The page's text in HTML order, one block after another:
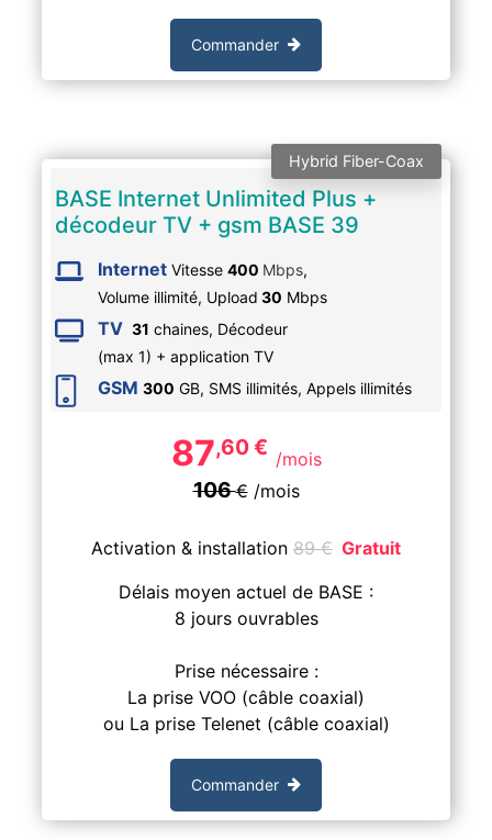
Commander
Hybrid Fiber-Coax
BASE Internet Unlimited Plus +
décodeur TV + gsm BASE 39
Internet Vitesse 400 Mbps,
Volume illimité, Upload 30 Mbps
TV 31 chaines, Décodeur
(max 1) + application TV
GSM 300 GB, SMS illimités, Appels illimités
87,60€ /mois
106€/mois
Activation & installation 89€ Gratuit
Délais moyen actuel de BASE :
8 jours ouvrables
Prise nécessaire :
La prise VOO (câble coaxial)
ou La prise Telenet (câble coaxial)
Commander